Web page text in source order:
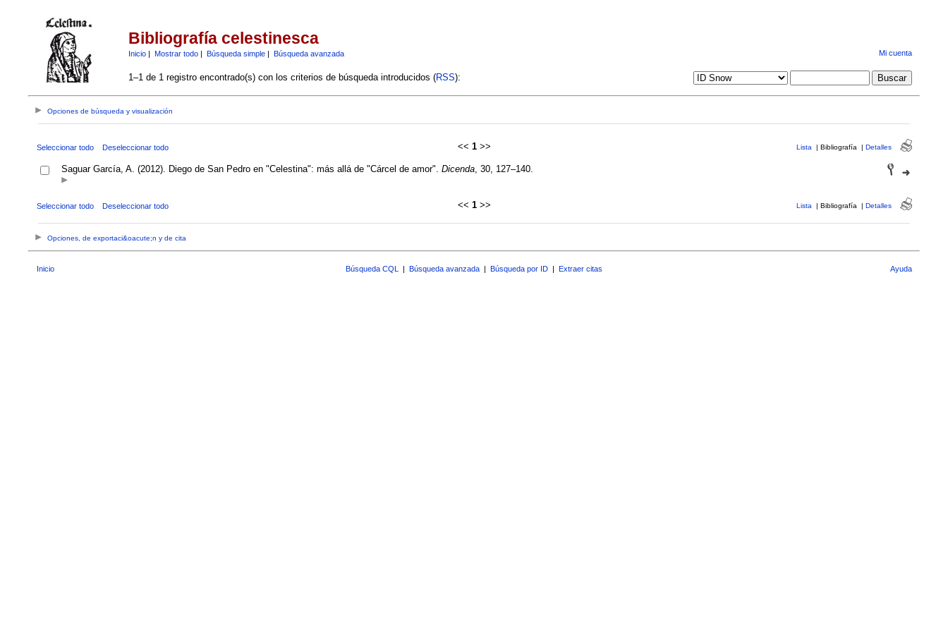
Bibliografía celestinesca
Inicio| Mostrar todo| Búsqueda simple| Búsqueda avanzada Mi cuenta
1–1 de 1 registro encontrado(s) con los criterios de búsqueda introducidos (RSS):
Opciones de búsqueda y visualización
Seleccionar todo Deseleccionar todo << 1>> Lista | Bibliografía | Detalles
Saguar García, A. (2012). Diego de San Pedro en "Celestina": más allá de "Cárcel de amor". Dicenda, 30, 127–140.
Seleccionar todo Deseleccionar todo << 1>> Lista | Bibliografía | Detalles
Opciones, de exportaci&oacute;n y de cita
Inicio Búsqueda CQL | Búsqueda avanzada | Búsqueda por ID | Extraer citas Ayuda